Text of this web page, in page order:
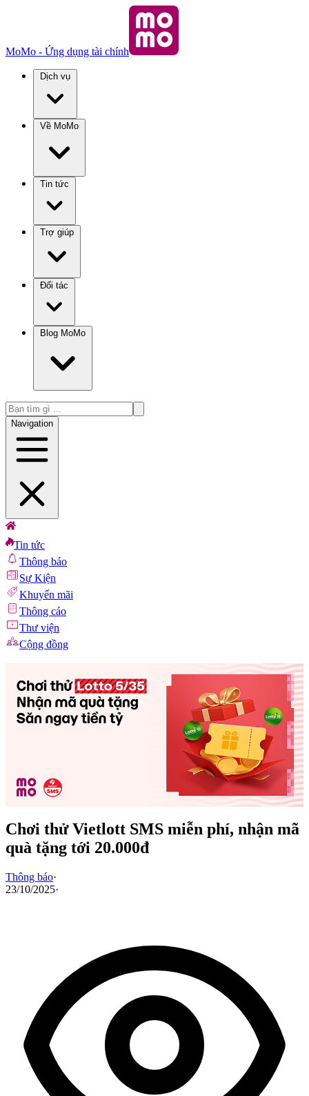
MoMo - Ứng dụng tài chính
Dịch vụ
Về MoMo
Tin tức
Trợ giúp
Đối tác
Blog MoMo
Navigation
Tin tức
Thông báo
Sự Kiện
Khuyến mãi
Thông cáo
Thư viện
Cộng đồng
Chơi thử Vietlott SMS miễn phí, nhận mã
quà tặng tới 20.000đ
Thông báo·
23/10/2025·